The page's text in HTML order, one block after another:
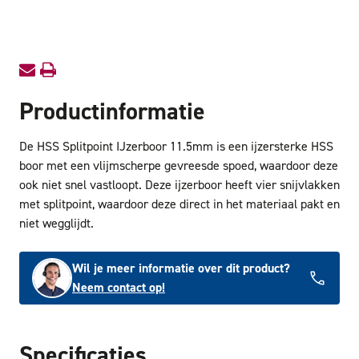
Productinformatie
De HSS Splitpoint IJzerboor 11.5mm is een ijzersterke HSS
boor met een vlijmscherpe gevreesde spoed, waardoor deze
ook niet snel vastloopt. Deze ijzerboor heeft vier snijvlakken
met splitpoint, waardoor deze direct in het materiaal pakt en
niet wegglijdt.
Wil je meer informatie over dit product?
Neem contact op!